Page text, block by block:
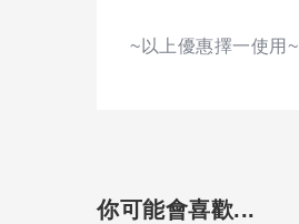
~以上優惠擇一使用~
你可能會喜歡...